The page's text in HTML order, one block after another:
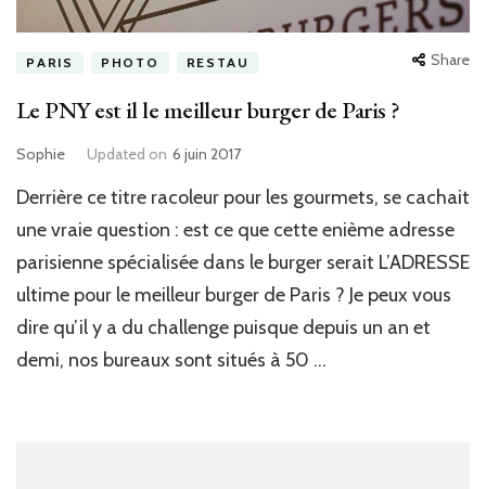
PARIS PHOTO RESTAU Share
Le PNY est il le meilleur burger de Paris ?
Sophie Updated on 6 juin 2017
Derrière ce titre racoleur pour les gourmets, se cachait
une vraie question : est ce que cette enième adresse
parisienne spécialisée dans le burger serait L’ADRESSE
ultime pour le meilleur burger de Paris ? Je peux vous
dire qu’il y a du challenge puisque depuis un an et
demi, nos bureaux sont situés à 50 …